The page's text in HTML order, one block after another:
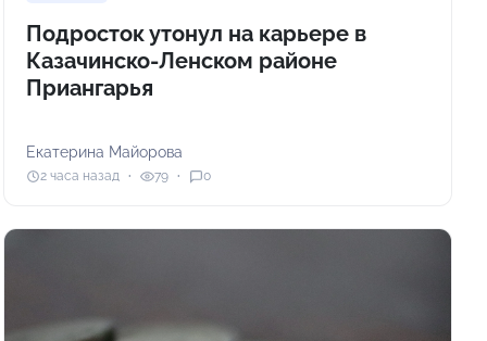
Подросток утонул на карьере в
Казачинско-Ленском районе
Приангарья
Екатерина Майорова
2 часа назад 79 0